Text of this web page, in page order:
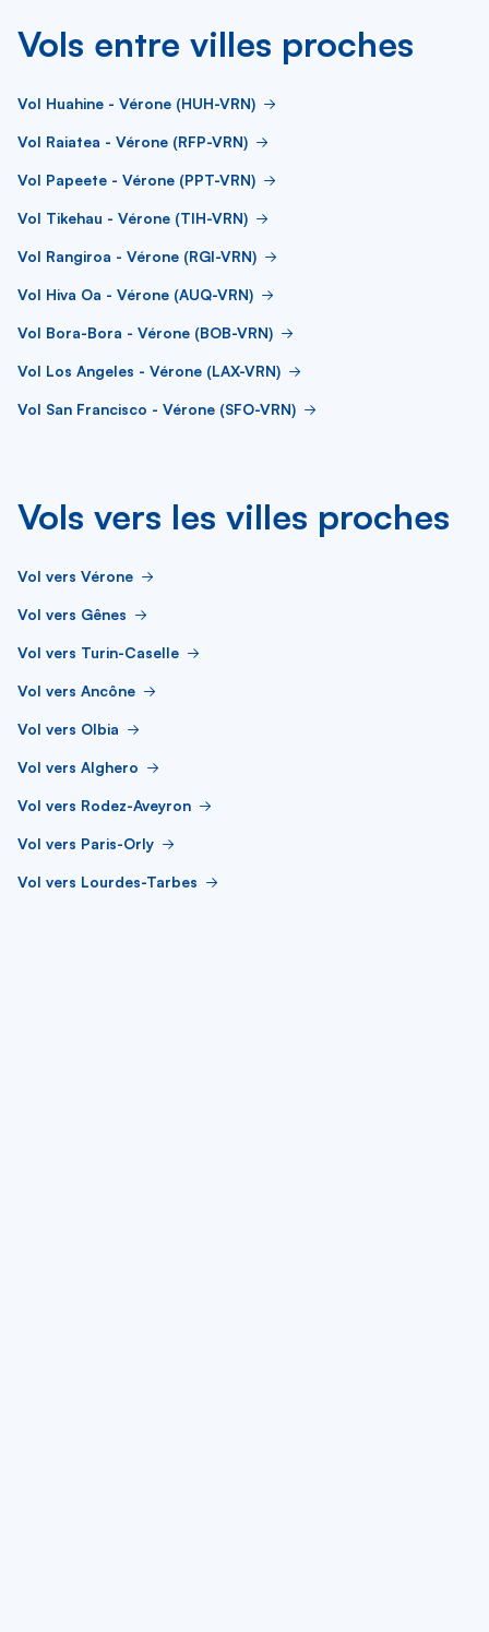
Vols entre villes proches
Vol Huahine - Vérone (HUH-VRN)
Vol Raiatea - Vérone (RFP-VRN)
Vol Papeete - Vérone (PPT-VRN)
Vol Tikehau - Vérone (TIH-VRN)
Vol Rangiroa - Vérone (RGI-VRN)
Vol Hiva Oa - Vérone (AUQ-VRN)
Vol Bora-Bora - Vérone (BOB-VRN)
Vol Los Angeles - Vérone (LAX-VRN)
Vol San Francisco - Vérone (SFO-VRN)
Vols vers les villes proches
Vol vers Vérone
Vol vers Gênes
Vol vers Turin-Caselle
Vol vers Ancône
Vol vers Olbia
Vol vers Alghero
Vol vers Rodez-Aveyron
Vol vers Paris-Orly
Vol vers Lourdes-Tarbes